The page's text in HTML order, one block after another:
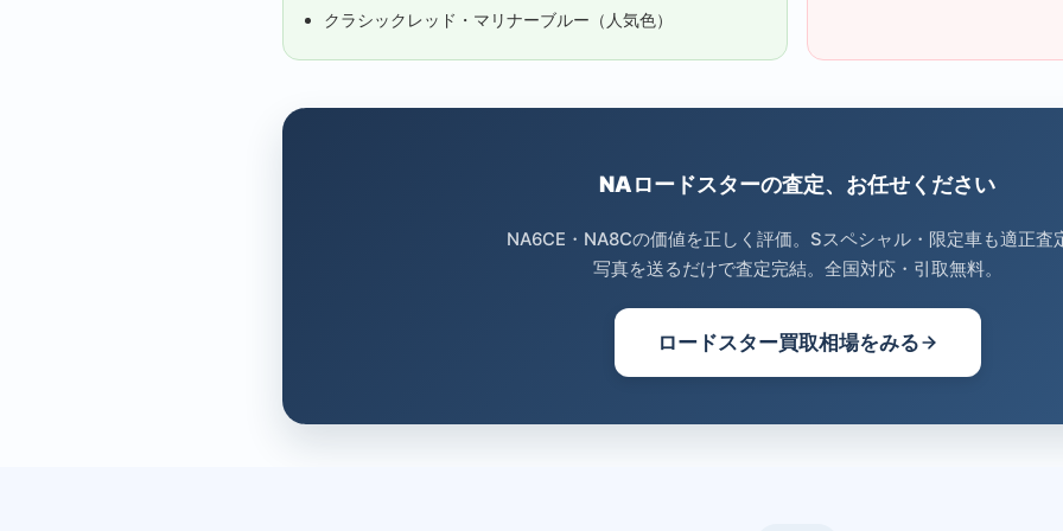
クラシックレッド・マリナーブルー（人気色）
NAロードスターの査定、お任せください
NA6CE・NA8Cの価値を正しく評価。Sスペシャル・限定車も適正査
写真を送るだけで査定完結。全国対応・引取無料。
ロードスター買取相場をみる